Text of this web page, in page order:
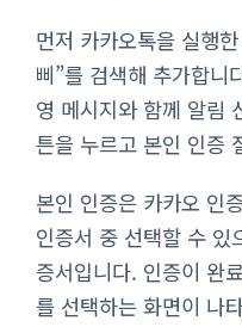
먼저 카카오톡을 실행
삐”를 검색해 추가합니
영 메시지와 함께 알림
튼을 누르고 본인 인증
본인 인증은 카카오 인
인증서 중 선택할 수 있
증서입니다. 인증이 완
를 선택하는 화면이 나